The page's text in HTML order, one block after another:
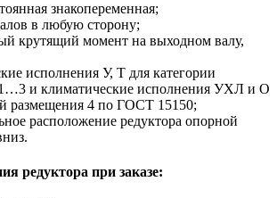
знакопеременная;
в любую сторону;
крутящий момент на выходном валу,
исполнения У, Т для категории
и климатические исполнения УХЛ и О
размещения 4 по ГОСТ 15150;
расположение редуктора опорной
редуктора при заказе: